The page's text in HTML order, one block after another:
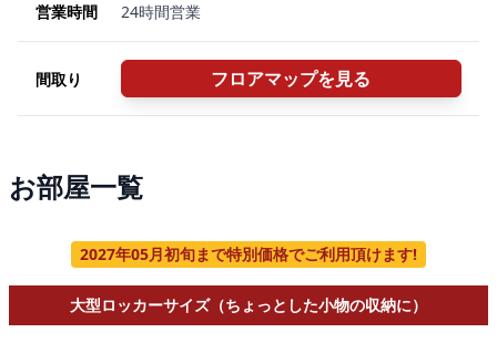
営業時間 24時間営業
間取り フロアマップを見る
お部屋一覧
2027年05月初旬まで特別価格でご利用頂けます!
大型ロッカーサイズ（ちょっとした小物の収納に）